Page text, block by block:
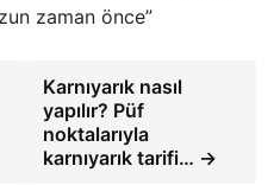
zaman önce”
Karnıyarık nasıl
yapılır? Püf
noktalarıyla
karnıyarık tarifi… →